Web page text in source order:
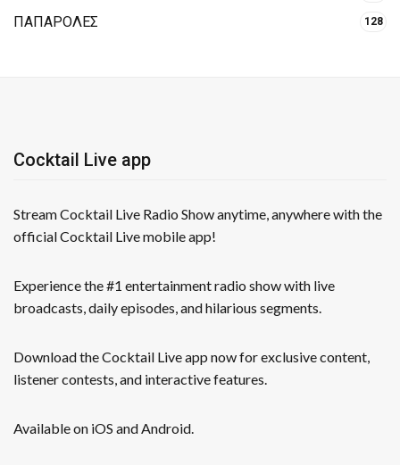
ΠΑΠΑΡΟΛΕΣ 128
Cocktail Live app
Stream Cocktail Live Radio Show anytime, anywhere with the
official Cocktail Live mobile app!
Experience the #1 entertainment radio show with live
broadcasts, daily episodes, and hilarious segments.
Download the Cocktail Live app now for exclusive content,
listener contests, and interactive features.
Available on iOS and Android.